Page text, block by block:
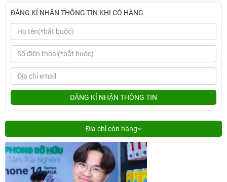
ĐĂNG KÍ NHẬN THÔNG TIN KHI CÓ HÀNG
ĐĂNG KÍ NHẬN THÔNG TIN
Địa chỉ còn hàng